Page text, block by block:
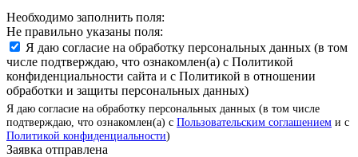
Необходимо заполнить поля:
Не правильно указаны поля:
Я даю согласие на обработку персональных данных (в том
числе подтверждаю, что ознакомлен(а) с Политикой
конфиденциальности сайта и с Политикой в отношении
обработки и защиты персональных данных)
Я даю согласие на обработку персональных данных (в том числе
подтверждаю, что ознакомлен(а) с Пользовательским соглашением и с
Политикой конфиденциальности)
Заявка отправлена